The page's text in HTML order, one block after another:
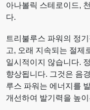
아나볼릭 스테로이드,
다.
트리불루스 파워의 정
고, 오래 지속되는 절제
일시적이지 않습니다.
향상됩니다. 그것은 음
루스 파워는 에너지를
개선하여 발기력을 높